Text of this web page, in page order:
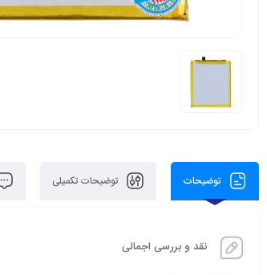
توضیحات توضیحات تکمیلی
نقد و بررسی اجمالی